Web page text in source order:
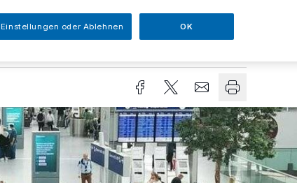
Einstellungen oder Ablehnen OK